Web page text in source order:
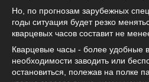
Но, по прогнозам зарубежных
годы ситуация будет резко
кварцевых часов составит не
Кварцевые часы - более удобные
необходимости заводить или
остановиться, полежав на полке